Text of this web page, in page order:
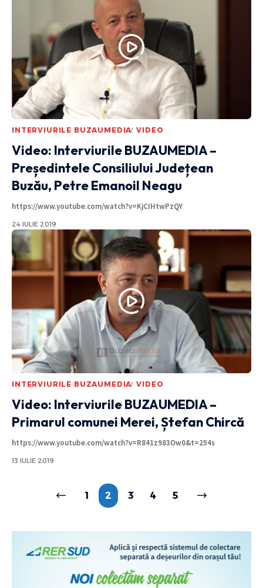
INTERVIURILE BUZAUMEDIA VIDEO
Video: Interviurile BUZAUMEDIA –
Președintele Consiliului Județean
Buzău, Petre Emanoil Neagu
https://www.youtube.com/watch?v=KjCIHtwPzQY
24 IULIE 2019
INTERVIURILE BUZAUMEDIA VIDEO
Video: Interviurile BUZAUMEDIA –
Primarul comunei Merei, Ștefan Chircă
https://www.youtube.com/watch?v=R841z983Ow0&t=254s
13 IULIE 2019
1 2 3 4 5